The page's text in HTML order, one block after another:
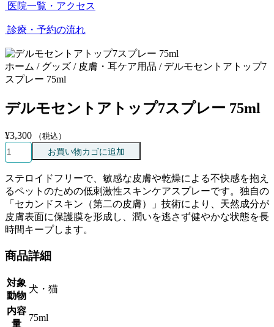
医院一覧・アクセス
診療・予約の流れ
ホーム / グッズ / 皮膚・耳ケア用品 / デルモセントアトップ7
スプレー 75ml
デルモセントアトップ7スプレー 75ml
¥3,300 （税込）
デ
ル
モ
セ
ン
ト
ア
ト
ッ
プ
ス
プ
レ
ー
お買い物カゴに追加
ステロイドフリーで、敏感な皮膚や乾燥による不快感を抱え
るペットのための低刺激性スキンケアスプレーです。独自の
「セカンドスキン（第二の皮膚）」技術により、天然成分が
皮膚表面に保護膜を形成し、潤いを逃さず健やかな状態を長
時間キープします。
商品詳細
対象
動物
犬・猫
内容
量
75ml